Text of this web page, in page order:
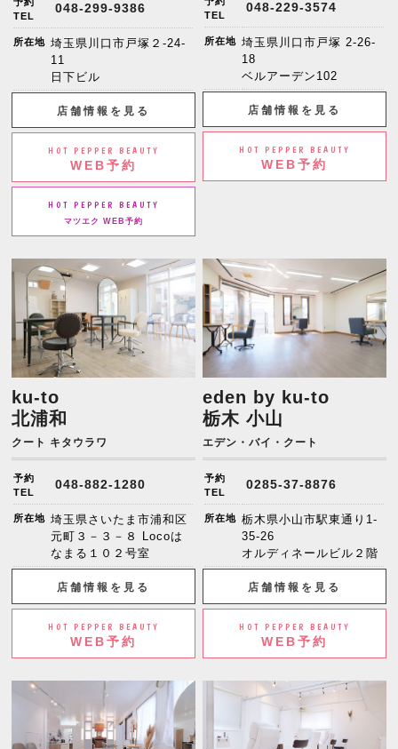
予約
TEL
048-299-9386
所在地 埼玉県川口市戸塚２-24-
11
日下ビル
店舗情報を見る
HOT PEPPER BEAUTY
WEB予約
HOT PEPPER BEAUTY
マツエク WEB予約
TEL
048-229-3574
所在地 埼玉県川口市戸塚 2-26-
18
ベルアーデン102
店舗情報を見る
HOT PEPPER BEAUTY
WEB予約
ku-to
北浦和
クート キタウラワ
予約
TEL
048-882-1280
所在地 埼玉県さいたま市浦和区
元町３－３－８ Locoは
なまる１０２号室
店舗情報を見る
HOT PEPPER BEAUTY
WEB予約
eden by ku-to
栃木 小山
エデン・バイ・クート
予約
TEL
0285-37-8876
所在地 栃木県小山市駅東通り1-
35-26
オルディネールビル２階
店舗情報を見る
HOT PEPPER BEAUTY
WEB予約